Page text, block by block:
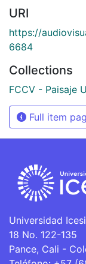
URI
https://
6684
Collections
FCCV - Paisaje
Full item
Universidad
18 No. 122-135
Pance, Cali -